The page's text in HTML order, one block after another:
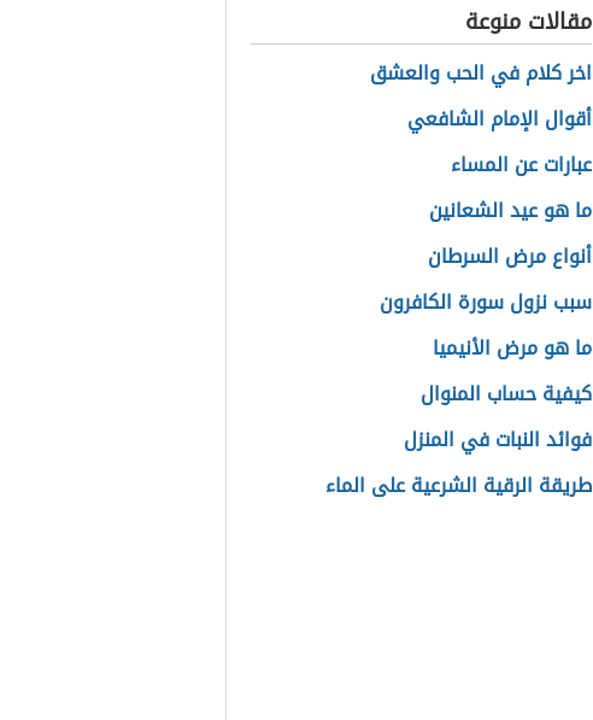
مقالات منوعة
اخر كلام في الحب والعشق
أقوال الإمام الشافعي
عبارات عن المساء
ما هو عيد الشعانين
أنواع مرض السرطان
سبب نزول سورة الكافرون
ما هو مرض الأنيميا
كيفية حساب المنوال
فوائد النبات في المنزل
طريقة الرقية الشرعية على الماء